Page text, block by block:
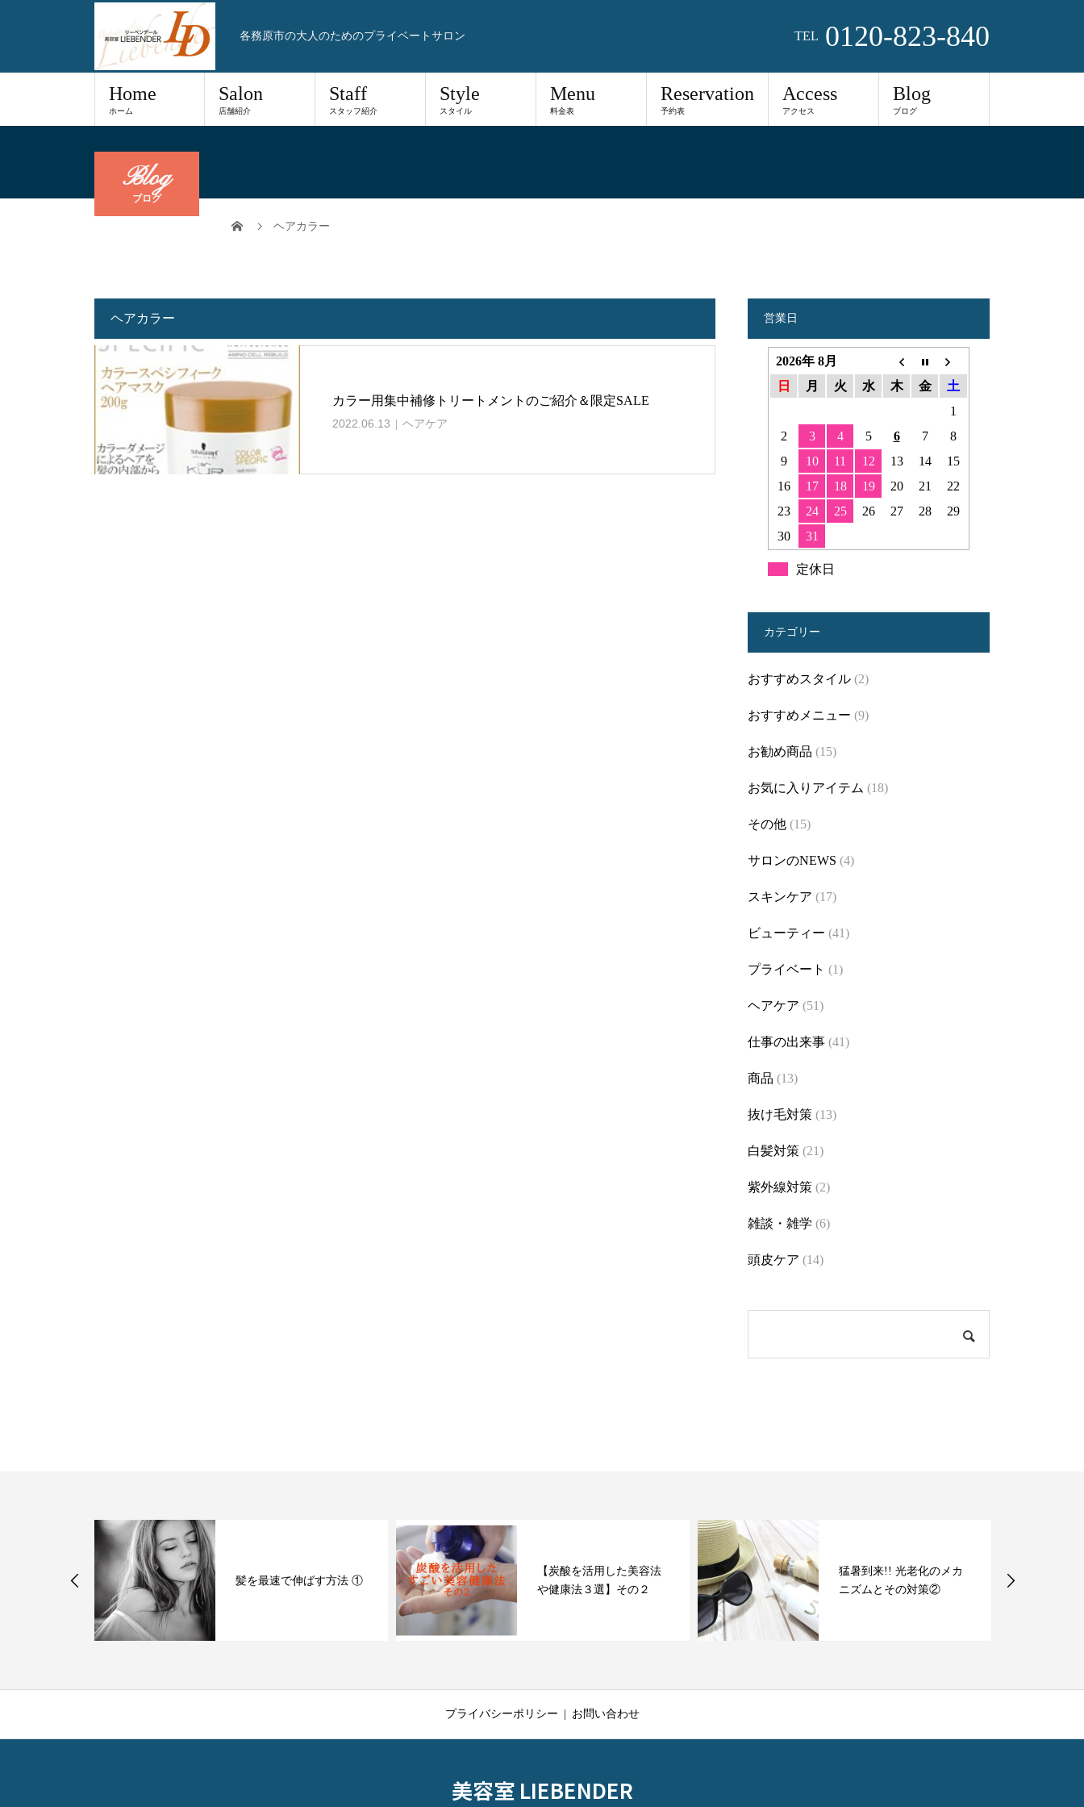
各務原市の大人のためのプライベートサロン TEL 0120-823-840
Home
ホーム
Salon
店舗紹介
Staff
スタッフ紹介
Style
スタイル
Menu
料金表
Reservation
予約表
Access
アクセス
Blog
ブログ
Blog
ブログ
ヘアカラー
ヘアカラー
カラー用集中補修トリートメントのご紹介＆限定SALE
2022.06.13 ヘアケア
営業日
2026年 8月
日
月 火 水 木 金
土
1
2
3 4 5 6 7
8
9
10 11 12 13 14
15
16
17 18 19 20 21
22
23
24 25 26 27 28
29
30
31
定休日
カテゴリー
おすすめスタイル (2)
おすすめメニュー (9)
お勧め商品 (15)
お気に入りアイテム (18)
その他 (15)
サロンのNEWS (4)
スキンケア (17)
ビューティー (41)
プライベート (1)
ヘアケア (51)
仕事の出来事 (41)
商品 (13)
抜け毛対策 (13)
白髪対策 (21)
紫外線対策 (2)
雑談・雑学 (6)
頭皮ケア (14)
髪を最速で伸ばす方法 ①
【炭酸を活用した美容法
や健康法３選】その２
猛暑到来!! 光老化のメカ
ニズムとその対策②
プライバシーポリシー お問い合わせ
美容室 LIEBENDER